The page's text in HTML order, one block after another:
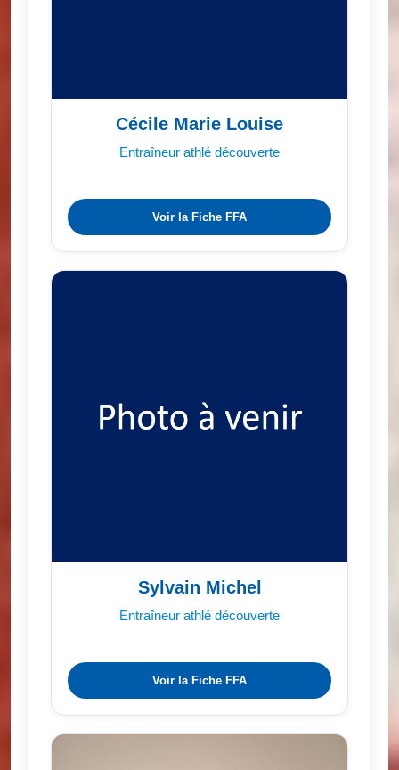
Cécile Marie Louise
Entraîneur athlé découverte
Voir la Fiche FFA
Sylvain Michel
Entraîneur athlé découverte
Voir la Fiche FFA